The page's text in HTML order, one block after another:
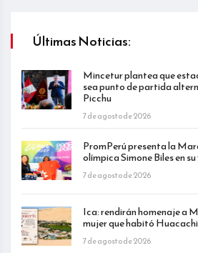
Últimas Noticias:
Mincetur plantea que
sea punto de partida
Picchu
7 de agosto de 2026
PromPerú presenta la
olímpica Simone Biles en
7 de agosto de 2026
Ica: rendirán homenaje a
mujer que habitó
7 de agosto de 2026